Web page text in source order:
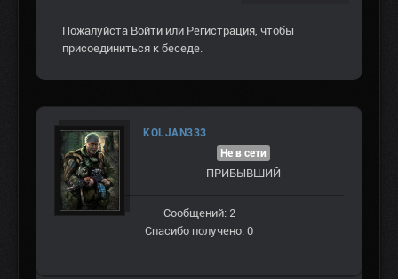
Пожалуйста Войти или Регистрация, чтобы
присоединиться к беседе.
KOLJAN333
Не в сети
ПРИБЫВШИЙ
Сообщений: 2
Спасибо получено: 0